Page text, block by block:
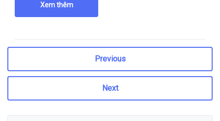
Xem thêm
Previous
Next